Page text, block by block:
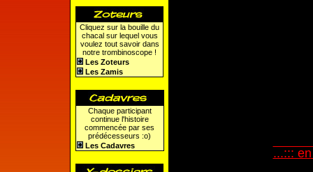
Cliquez sur la bouille du
chacal sur lequel vous
voulez tout savoir dans
notre trombinoscope !
Les Zoteurs
Les Zamis
Chaque participant
continue l'histoire
commencée par ses
prédécesseurs :o)
Les Cadavres
...:::